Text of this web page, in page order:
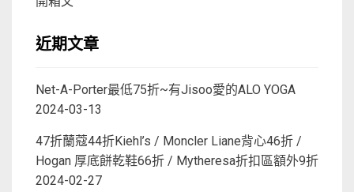
近期文章
Net-A-Porter最低75折~有Jisoo愛的ALO YOGA
2024-03-13
47折蘭蔻44折Kiehl’s / Moncler Liane背心46折 /
Hogan 厚底餅乾鞋66折 / Mytheresa折扣區額外9折
2024-02-27